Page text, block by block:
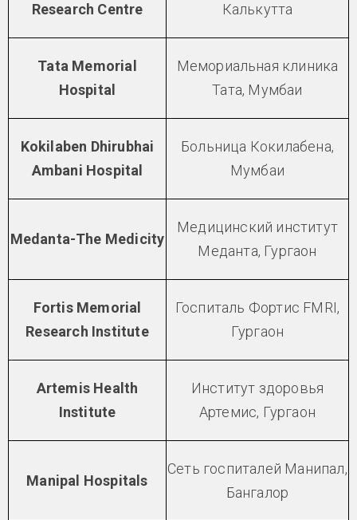
Research Centre
Калькутта
Tata Memorial
Hospital
Мемориальная клиника
Тата, Мумбаи
Kokilaben Dhirubhai
Ambani Hospital
Больница Кокилабена,
Мумбаи
Medanta-The Medicity
Медицинский институт
Меданта, Гургаон
Fortis Memorial
Research Institute
Госпиталь Фортис FMRI,
Гургаон
Artemis Health
Institute
Институт здоровья
Артемис, Гургаон
Manipal Hospitals
Сеть госпиталей Манипал,
Бангалор